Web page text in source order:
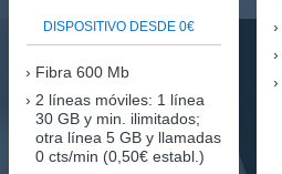
DISPOSITIVO DESDE 0€
Fibra 600 Mb
2 líneas móviles: 1 línea
30 GB y min. ilimitados;
otra línea 5 GB y llamadas
0 cts/min (0,50€ establ.)